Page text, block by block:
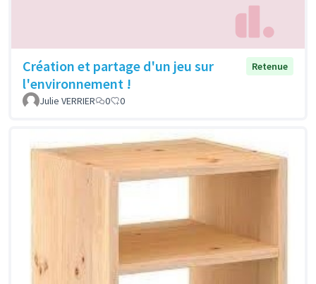
Création et partage d'un jeu sur
l'environnement !
Retenue
Julie VERRIER 0 0